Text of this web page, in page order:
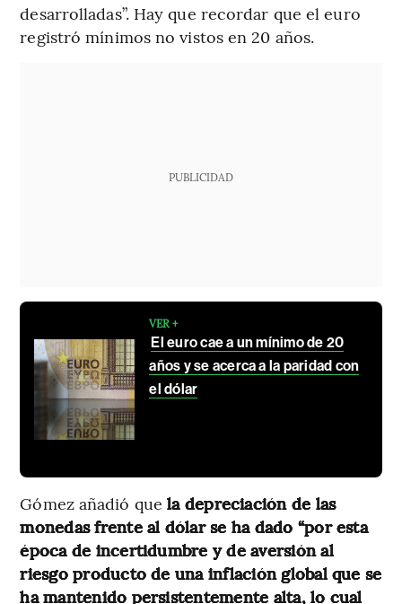
desarrolladas”. Hay que recordar que el euro
registró mínimos no vistos en 20 años.
PUBLICIDAD
VER +
El euro cae a un mínimo de 20
años y se acerca a la paridad con
el dólar
Gómez añadió quela depreciación de las
monedas frente al dólar se ha dado “por esta
época de incertidumbre y de aversión al
riesgo producto de una inflación global que se
ha mantenido persistentemente alta, lo cual